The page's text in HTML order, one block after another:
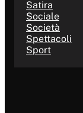
Satira
Sociale
Società
Spettacoli
Sport